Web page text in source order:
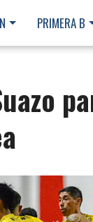
PRIMERA B